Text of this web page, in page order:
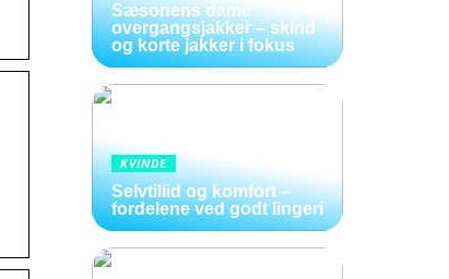
Sæsonens dame
overgangsjakker – skind
og korte jakker i fokus
KVINDE
Selvtillid og komfort –
fordelene ved godt lingeri